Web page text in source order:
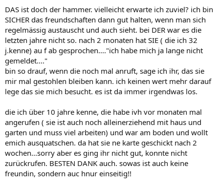
DAS ist doch der hammer. vielleicht erwarte ich zuviel? ich bin
SICHER das freundschaften dann gut halten, wenn man sich
regelmässig austauscht und auch sieht. bei DER war es die
letzten jahre nicht so. nach 2 monaten hat SIE ( die ich 32
j.kenne) au f ab gesprochen...."ich habe mich ja lange nicht
gemeldet...."
bin so drauf, wenn die noch mal anruft, sage ich ihr, das sie
mir mal gestohlen bleiben kann. ich keinen wert mehr darauf
lege das sie mich besucht. es ist da immer irgendwas los.
die ich über 10 jahre kenne, die habe ivh vor monaten mal
angerufen ( sie ist auch noch alleinerziehend mit haus und
garten und muss viel arbeiten) und war am boden und wollt
emich ausquatschen. da hat sie ne karte geschickt nach 2
wochen...sorry aber es ging ihr nicht gut, konnte nicht
zurückrufen. BESTEN DANK auch. sowas ist auch keine
freundin, sondern auc hnur einseitig!!